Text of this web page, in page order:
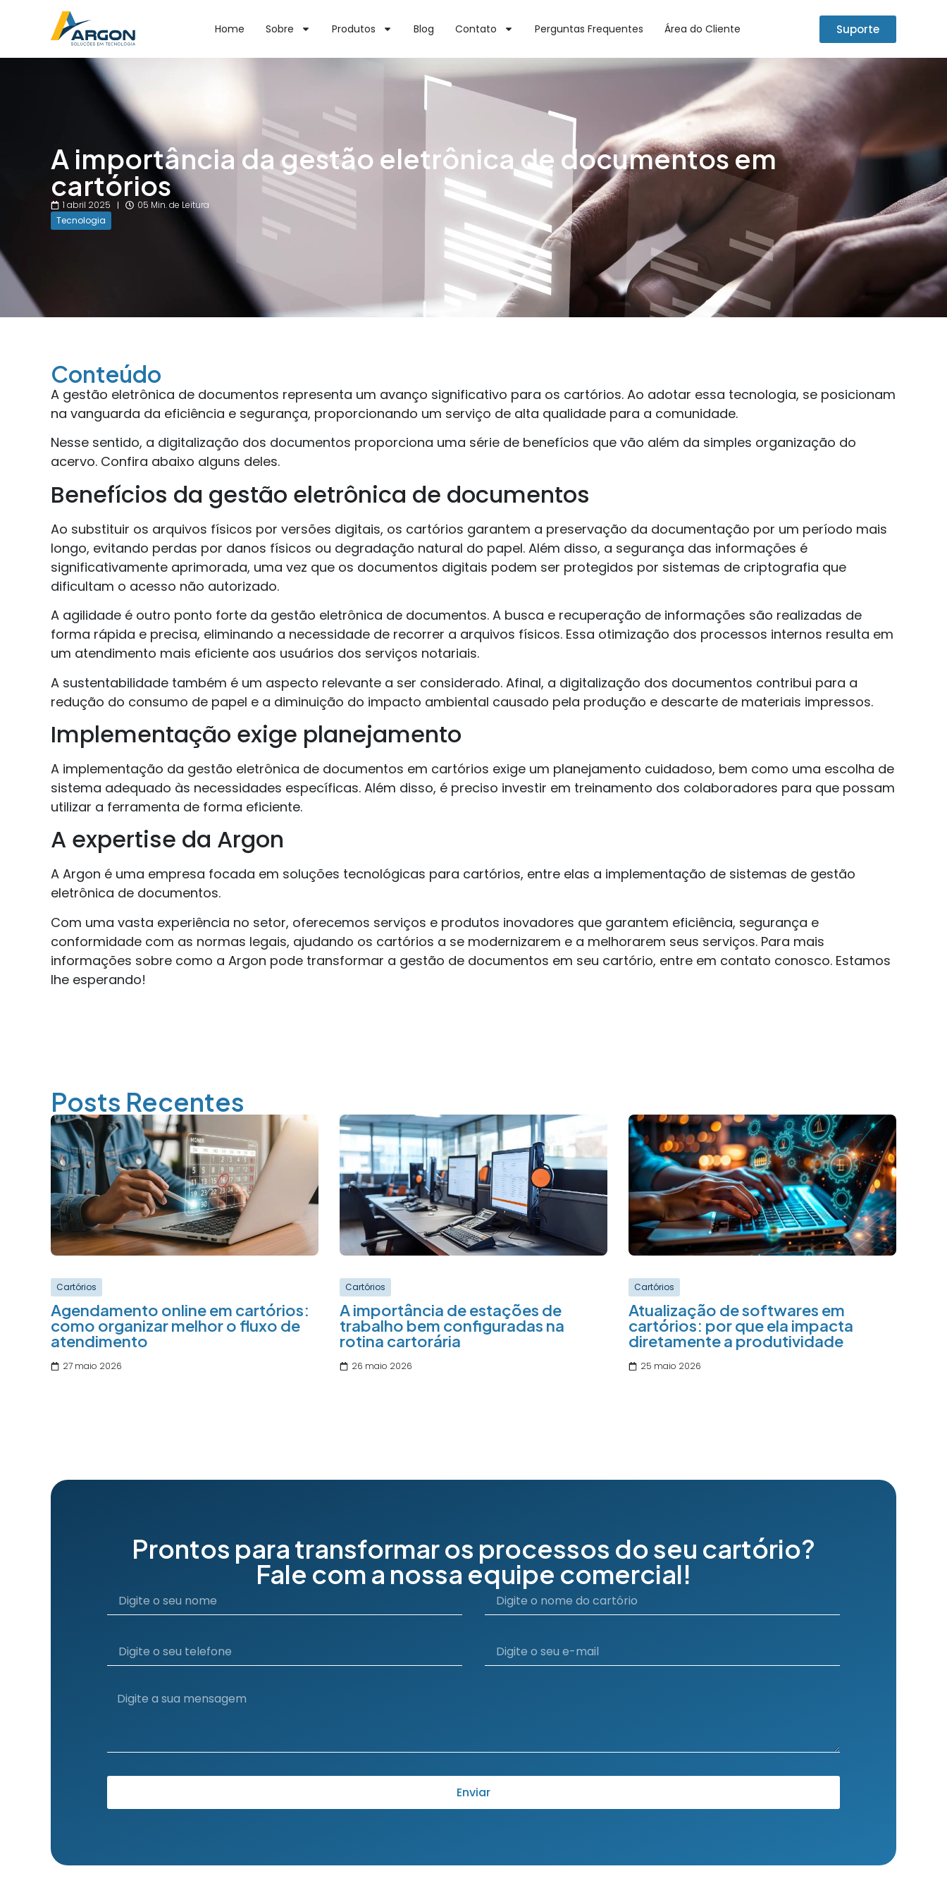
Home Sobre Produtos Blog Contato Perguntas Frequentes Área do Cliente Suporte
A importância da gestão eletrônica de documentos em
cartórios
1 abril 2025
05 Min. de Leitura
Tecnologia
Conteúdo
A gestão eletrônica de documentos representa um avanço significativo para os cartórios. Ao adotar essa tecnologia, se posicionam
na vanguarda da eficiência e segurança, proporcionando um serviço de alta qualidade para a comunidade.
Nesse sentido, a digitalização dos documentos proporciona uma série de benefícios que vão além da simples organização do
acervo. Confira abaixo alguns deles.
Benefícios da gestão eletrônica de documentos
Ao substituir os arquivos físicos por versões digitais, os cartórios garantem a preservação da documentação por um período mais
longo, evitando perdas por danos físicos ou degradação natural do papel. Além disso, a segurança das informações é
significativamente aprimorada, uma vez que os documentos digitais podem ser protegidos por sistemas de criptografia que
dificultam o acesso não autorizado.
A agilidade é outro ponto forte da gestão eletrônica de documentos. A busca e recuperação de informações são realizadas de
forma rápida e precisa, eliminando a necessidade de recorrer a arquivos físicos. Essa otimização dos processos internos resulta em
um atendimento mais eficiente aos usuários dos serviços notariais.
A sustentabilidade também é um aspecto relevante a ser considerado. Afinal, a digitalização dos documentos contribui para a
redução do consumo de papel e a diminuição do impacto ambiental causado pela produção e descarte de materiais impressos.
Implementação exige planejamento
A implementação da gestão eletrônica de documentos em cartórios exige um planejamento cuidadoso, bem como uma escolha de
sistema adequado às necessidades específicas. Além disso, é preciso investir em treinamento dos colaboradores para que possam
utilizar a ferramenta de forma eficiente.
A expertise da Argon
A Argon é uma empresa focada em soluções tecnológicas para cartórios, entre elas a implementação de sistemas de gestão
eletrônica de documentos.
Com uma vasta experiência no setor, oferecemos serviços e produtos inovadores que garantem eficiência, segurança e
conformidade com as normas legais, ajudando os cartórios a se modernizarem e a melhorarem seus serviços. Para mais
informações sobre como a Argon pode transformar a gestão de documentos em seu cartório, entre em contato conosco. Estamos
lhe esperando!
Posts Recentes
Cartórios
Agendamento online em cartórios:
como organizar melhor o fluxo de
atendimento
27 maio 2026
Cartórios
A importância de estações de
trabalho bem configuradas na
rotina cartorária
26 maio 2026
Cartórios
Atualização de softwares em
cartórios: por que ela impacta
diretamente a produtividade
25 maio 2026
Prontos para transformar os processos do seu cartório?
Fale com a nossa equipe comercial!
Enviar